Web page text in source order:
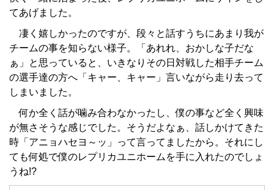
てあげました。
凄く嬉しかったのですが、段々と話すうちにあまり我が
チームの事を知らない様子。「あれれ、おかしな子だな
ぁ」と思っていると、いきなりその日対戦した相手チーム
の選手達の方へ「キャー、キャー」言いながら走り去って
しまいました。
何か全く話が噛み合わなかったし、僕の事など全く興味
が無さそうな感じでした。そうだよなぁ、話しかけてきた
時「アニョハセヨ～ッ」って言ってましたから。それにし
ても何処で僕のレプリカユニホームを手に入れたのでしょ
うね!?